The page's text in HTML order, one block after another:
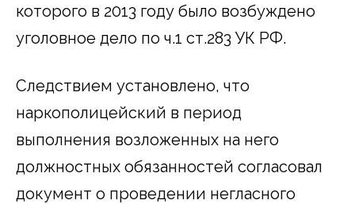
которого в 2013 году было возбуждено
уголовное дело по ч.1 ст.283 УК РФ.
Следствием установлено, что
наркополицейский в период
выполнения возложенных на него
должностных обязанностей согласовал
документ о проведении негласного